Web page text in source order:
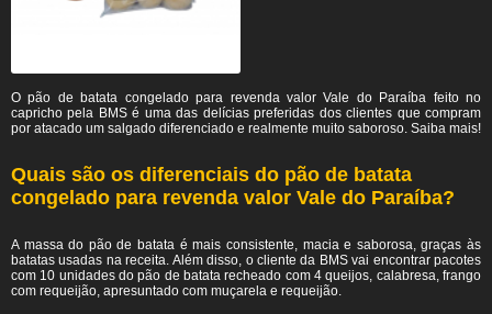
O pão de batata congelado para revenda valor Vale do Paraíba feito no
capricho pela BMS é uma das delícias preferidas dos clientes que compram
por atacado um salgado diferenciado e realmente muito saboroso. Saiba mais!
Quais são os diferenciais do pão de batata
congelado para revenda valor Vale do Paraíba?
A massa do pão de batata é mais consistente, macia e saborosa, graças às
batatas usadas na receita. Além disso, o cliente da BMS vai encontrar pacotes
com 10 unidades do pão de batata recheado com 4 queijos, calabresa, frango
com requeijão, apresuntado com muçarela e requeijão.